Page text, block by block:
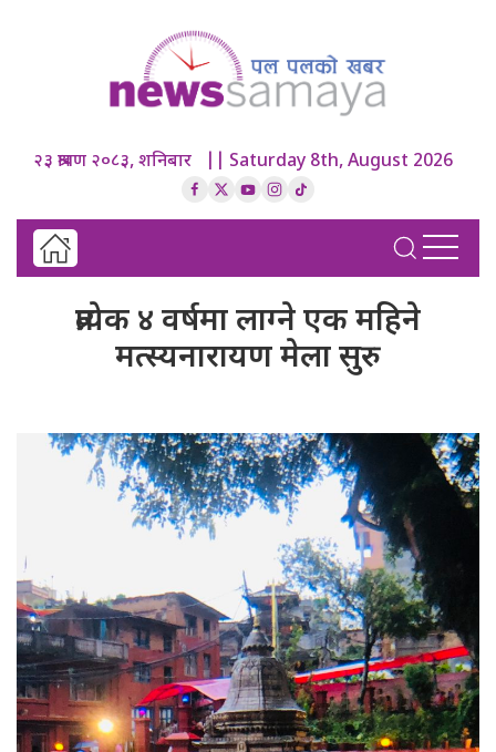
२३ श्रावण २०८३, शनिबार || Saturday 8th, August 2026
प्रत्येक ४ वर्षमा लाग्ने एक महिने
मत्स्यनारायण मेला सुरु